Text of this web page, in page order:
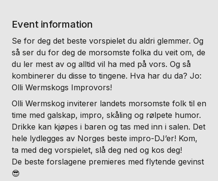
Event information
Se for deg det beste vorspielet du aldri glemmer. Og
så ser du for deg de morsomste folka du veit om, de
du ler mest av og alltid vil ha med på vors. Og så
kombinerer du disse to tingene. Hva har du da? Jo:
Olli Wermskogs Improvors!
Olli Wermskog inviterer landets morsomste folk til en
time med galskap, impro, skåling og rølpete humor.
Drikke kan kjøpes i baren og tas med inn i salen. Det
hele lydlegges av Norges beste impro-DJ’er! Kom,
ta med deg vorspielet, slå deg ned og kos deg!
De beste forslagene premieres med flytende gevinst
😎